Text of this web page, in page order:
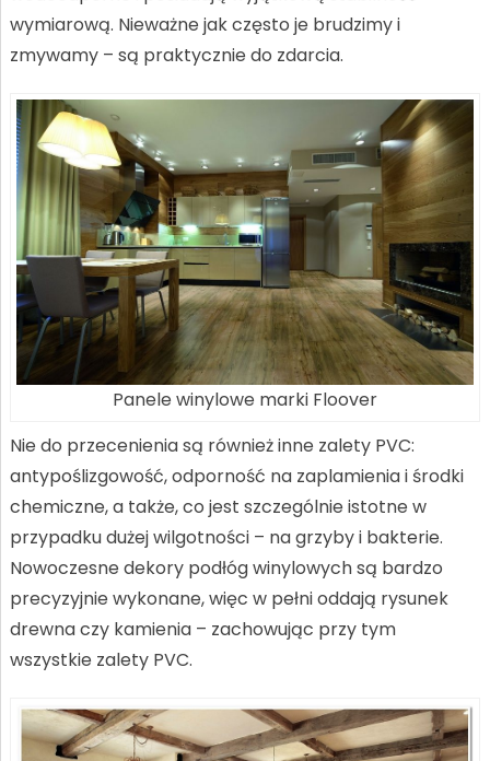
wymiarową. Nieważne jak często je brudzimy i
zmywamy – są praktycznie do zdarcia.
Panele winylowe marki Floover
Nie do przecenienia są również inne zalety PVC:
antypoślizgowość, odporność na zaplamienia i środki
chemiczne, a także, co jest szczególnie istotne w
przypadku dużej wilgotności – na grzyby i bakterie.
Nowoczesne dekory podłóg winylowych są bardzo
precyzyjnie wykonane, więc w pełni oddają rysunek
drewna czy kamienia – zachowując przy tym
wszystkie zalety PVC.